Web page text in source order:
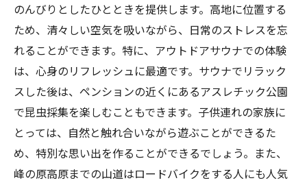
のんびりとしたひとときを提供します。高地に位置する
ため、清々しい空気を吸いながら、日常のストレスを忘
れることができます。特に、アウトドアサウナでの体験
は、心身のリフレッシュに最適です。サウナでリラック
スした後は、ペンションの近くにあるアスレチック公園
で昆虫採集を楽しむこともできます。子供連れの家族に
とっては、自然と触れ合いながら遊ぶことができるた
め、特別な思い出を作ることができるでしょう。また、
峰の原高原までの山道はロードバイクをする人にも人気